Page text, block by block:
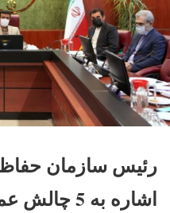
رئیس سازمان
اشاره به